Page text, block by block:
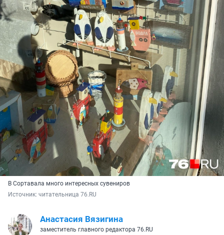
В Сортавала много интересных сувениров
Источник: читательница 76.RU
Анастасия Вязигина
заместитель главного редактора 76.RU